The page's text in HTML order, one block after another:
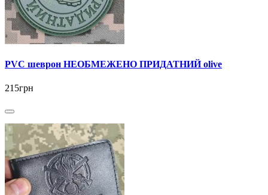
PVC шеврон НЕОБМЕЖЕНО ПРИДАТНИЙ olive
215грн